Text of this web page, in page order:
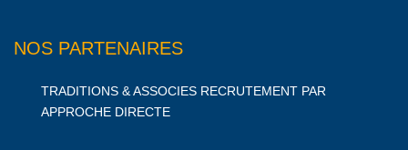
NOS PARTENAIRES
TRADITIONS & ASSOCIES RECRUTEMENT PAR
APPROCHE DIRECTE